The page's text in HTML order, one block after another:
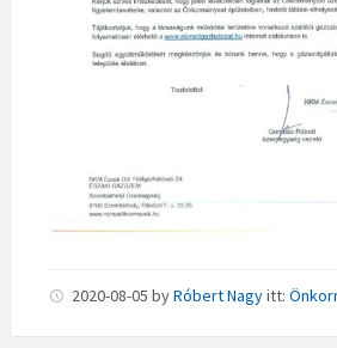
2020-08-05 byRóbert Nagyitt: